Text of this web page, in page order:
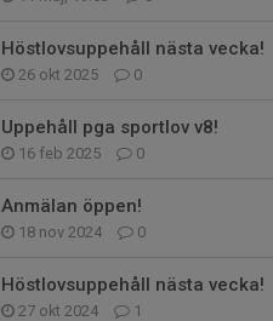
Höstlovsuppehåll nästa vecka!
26 okt 2025 0
Uppehåll pga sportlov v8!
16 feb 2025 0
Anmälan öppen!
18 nov 2024 0
Höstlovsuppehåll nästa vecka!
27 okt 2024 1